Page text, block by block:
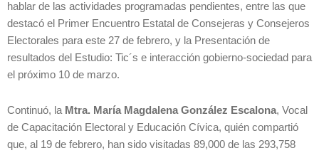
hablar de las actividades programadas pendientes, entre las que
destacó el Primer Encuentro Estatal de Consejeras y Consejeros
Electorales para este 27 de febrero, y la Presentación de
resultados del Estudio: Tic´s e interacción gobierno-sociedad para
el próximo 10 de marzo.
Continuó, la Mtra. María Magdalena González Escalona, Vocal
de Capacitación Electoral y Educación Cívica, quién compartió
que, al 19 de febrero, han sido visitadas 89,000 de las 293,758